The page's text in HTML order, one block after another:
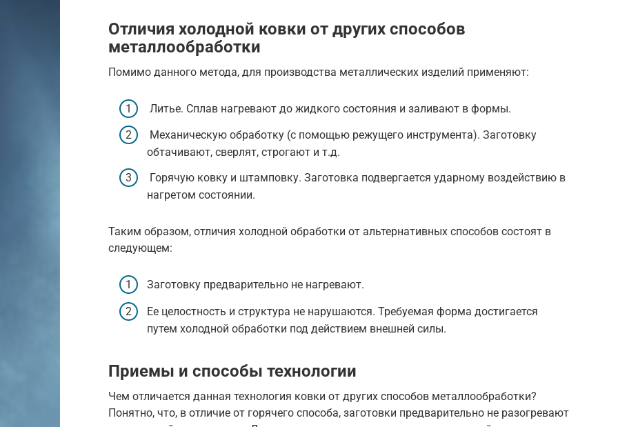
Отличия холодной ковки от других способов
металлообработки
Помимо данного метода, для производства металлических изделий применяют:
Литье. Сплав нагревают до жидкого состояния и заливают в формы.
Механическую обработку (с помощью режущего инструмента). Заготовку
обтачивают, сверлят, строгают и т.д.
Горячую ковку и штамповку. Заготовка подвергается ударному воздействию в
нагретом состоянии.
Таким образом, отличия холодной обработки от альтернативных способов состоят в
следующем:
Заготовку предварительно не нагревают.
Ее целостность и структура не нарушаются. Требуемая форма достигается
путем холодной обработки под действием внешней силы.
Приемы и способы технологии
Чем отличается данная технология ковки от других способов металлообработки?
Понятно, что, в отличие от горячего способа, заготовки предварительно не разогревают